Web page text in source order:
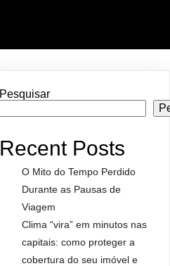
Pesquisar
Recent Posts
O Mito do Tempo Perdido
Durante as Pausas de
Viagem
Clima “vira” em minutos nas
capitais: como proteger a
cobertura do seu imóvel e